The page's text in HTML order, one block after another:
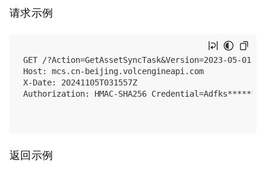
请求示例
GET /?Action=GetAssetSyncTask&Version=2023-05-01
Host: mcs.cn-beijing.volcengineapi.com
X-Date: 20241105T031557Z
Authorization: HMAC-SHA256
返回示例